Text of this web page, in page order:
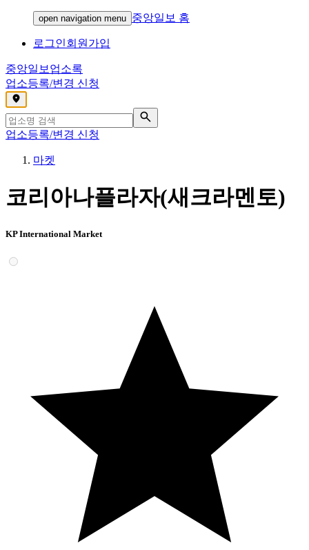
open navigation menu 중앙일보 홈
로그인회원가입
중앙일보 업소록
업소등록/변경 신청
,
업소등록/변경 신청
마켓
코리아나플라자(새크라멘토)
KP International Market